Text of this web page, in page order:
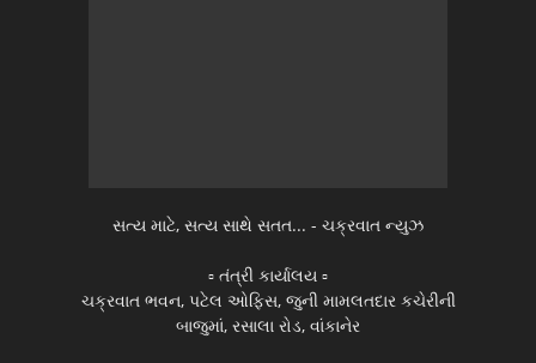
સત્ય માટે, સત્ય સાથે સતત... - ચક્રવાત ન્યુઝ
▫️ તંત્રી કાર્યાલય ▫️
ચક્રવાત ભવન, પટેલ ઓફિસ, જુની મામલતદાર કચેરીની
બાજુમાં, રસાલા રોડ, વાંકાનેર